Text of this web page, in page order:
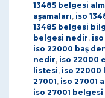
13485 belgesi
aşamaları, iso
13485 belgesi
belgesi nedir,
iso 22000 baş
nedir, iso 22000
listesi, iso 22000
27001, iso 27001
iso 27001